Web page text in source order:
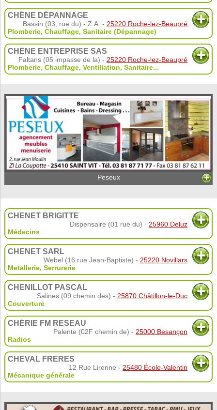
CHÊNE DÉPANNAGE
Bassin (03, rue du) - Z.A. - 25220 Roche-lez-Beaupré
Plomberie, Chauffage, Sanitaire (Dépannage)
CHÊNE ENTREPRISE SAS
Faltans (05 impasse de la) - 25220 Roche-lez-Beaupré
Plomberie, Chauffage, Ventillation, Sanitaire...
Peseux
CHENET BRIGITTE
Dispensaire (01 rue du) -25960 Deluz
Médecins
CHENET SARL
Webel (16 rue Jean-Baptiste) -25220 Novillars
Metallerie, Serrurerie
CHENILLOT PASCAL
Salines (09 chemin des) -25870 Châtillon-le-Duc
Couverture
CHÉRIE FM RESEAU
Palente (02F chemin de) -25000 Besançon
Radios
CHEVAL FRÈRES
12 Rue Lirenne -25480 École-Valentin
Mécanique générale